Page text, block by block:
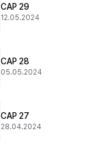
CAP 29
12.05.2024
CAP 28
05.05.2024
CAP 27
28.04.2024